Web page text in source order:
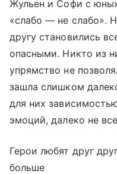
Жульен и Софи с
«слабо — не слабо».
другу становились
опасными. Никто из
упрямство не
зашла слишком
для них
эмоций, далеко не
Герои любят друг
больше